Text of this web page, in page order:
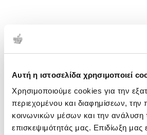
Αυτή η ιστοσελίδα χρησιμοποιεί
Χρησιμοποιούμε cookies για την
περιεχομένου και διαφημίσεων, την
κοινωνικών μέσων και την ανάλυση
επισκεψιμότητάς μας. Επιδίωξη μας